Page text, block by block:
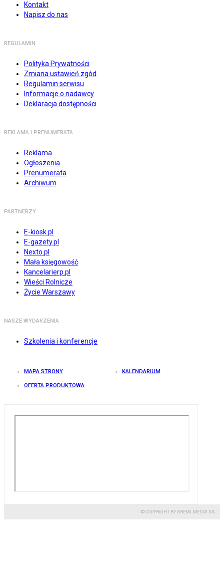
Kontakt
Napisz do nas
REGULAMIN
Polityka Prywatności
Zmiana ustawień zgód
Regulamin serwisu
Informacje o nadawcy
Deklaracja dostępności
REKLAMA I PRENUMERATA
Reklama
Ogłoszenia
Prenumerata
Archiwum
PARTNERZY
E-kiosk.pl
E-gazety.pl
Nexto.pl
Mała księgowość
Kancelarierp.pl
Wieści Rolnicze
Życie Warszawy
NASZE WYDARZENIA
Szkolenia i konferencje
MAPA STRONY KALENDARIUM
OFERTA PRODUKTOWA
© COPYRIGHT BY GREMI MEDIA SA